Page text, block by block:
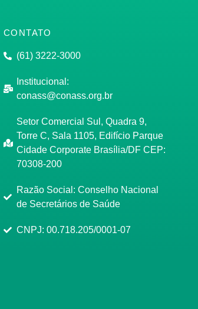
CONTATO
(61) 3222-3000
Institucional:
conass@conass.org.br
Setor Comercial Sul, Quadra 9,
Torre C, Sala 1105, Edifício Parque
Cidade Corporate Brasília/DF CEP:
70308-200
Razão Social: Conselho Nacional
de Secretários de Saúde
CNPJ: 00.718.205/0001-07